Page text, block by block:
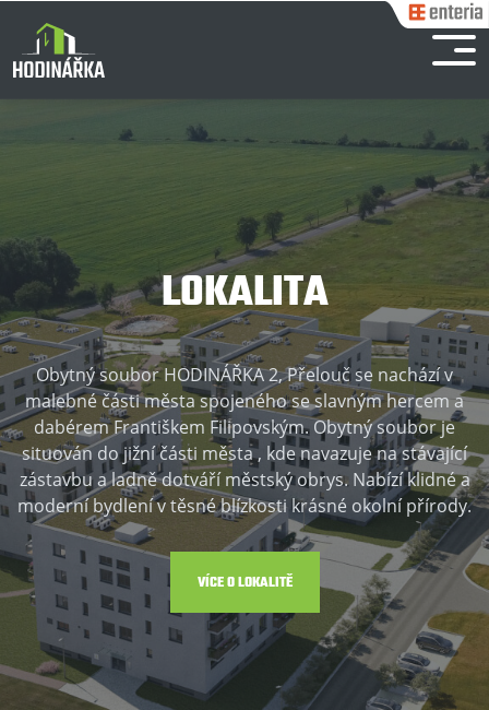
LOKALITA
Obytný soubor HODINÁŘKA 2, Přelouč se nachází v
malebné části města spojeného se slavným hercem a
dabérem Františkem Filipovským. Obytný soubor je
situován do jižní části města , kde navazuje na stávající
zástavbu a ladně dotváří městský obrys. Nabízí klidné a
moderní bydlení v těsné blízkosti krásné okolní přírody.
VÍCE O LOKALITĚ